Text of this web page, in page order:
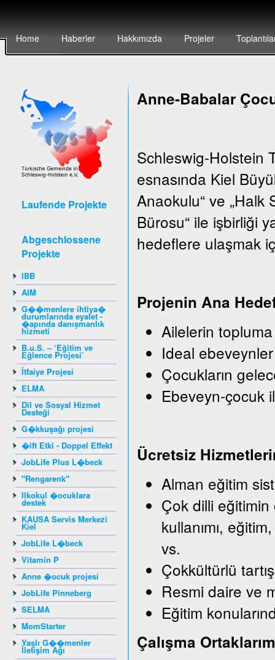
Home Haberler Hakkımızda Projeler
Laufende Projekte
Abgeschlossene
Projekte
IBB
AIM
G��menlere ihtiya�
durumlarında eyalet -
�apında danışmanlık
hizmeti
B.u.S. – ‘Eğitim ve
Eğlence Projesi’
İtfaiye Projesi
ELMA
Dil ve Sosyal Hizmet
Desteği
G�kkuşağı projesi
�ift Etki - Doppel Effekt
JobLife Plus L�beck
"Rengarenk"
Ilkokul �ocuklara
destek
KAUSA Servis Merkezi
Kiel
JobLife L�beck
Vitamin P
Anne �ocuk projesi
JobLife Pinneberg
SELMA
MomStarter
Yaşlı G��menler
İletişim Ağı
Anne-Babalar
Schleswig-Holstein
esnasında Kiel
Anaokulu“ ve „Halk
Bürosu“ ile işbirliği
hedeflere ulaşmak
Projenin Ana
Ailelerin topluma
Ideal
Çocukların
Ebeveyn-çocuk
Ücretsiz
Alman eğitim
Çok dilli
kullanımı,
vs.
Çokkültürlü
Resmi daire ve
Eğitim
Çalışma